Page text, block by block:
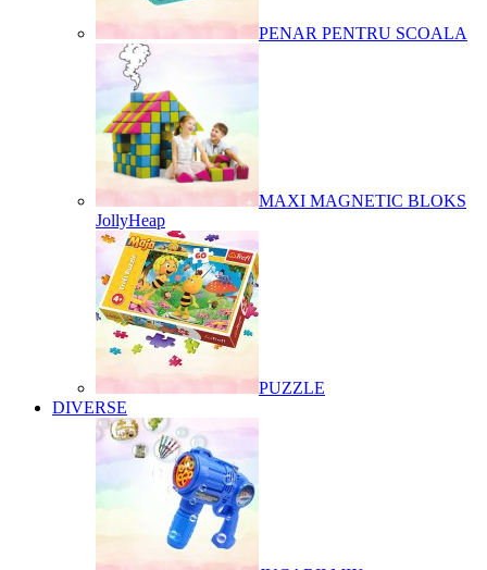
PENAR PENTRU SCOALA
MAXI MAGNETIC BLOKS
JollyHeap
PUZZLE
DIVERSE